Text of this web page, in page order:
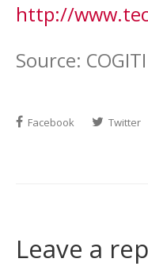
http://
Source: COGITI
Facebook Twitter
Leave a